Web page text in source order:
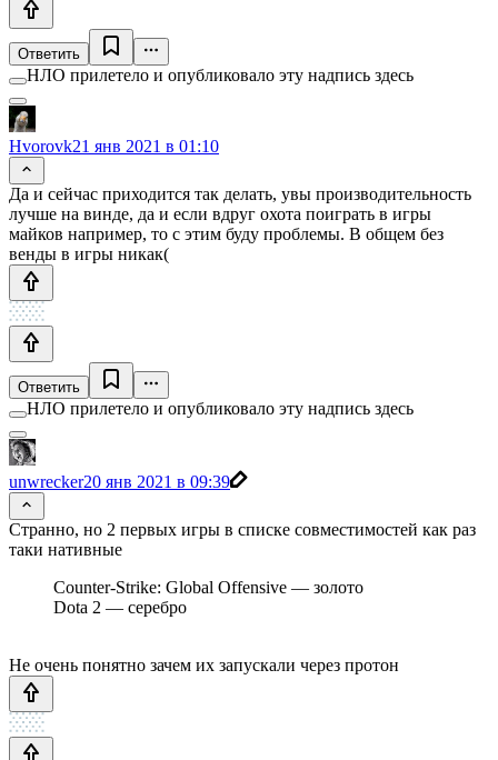
Ответить
НЛО прилетело и опубликовало эту надпись здесь
Hvorovk21 янв 2021 в 01:10
Да и сейчас приходится так делать, увы производительность
лучше на винде, да и если вдруг охота поиграть в игры
майков например, то с этим буду проблемы. В общем без
венды в игры никак(
Ответить
НЛО прилетело и опубликовало эту надпись здесь
unwrecker20 янв 2021 в 09:39
Странно, но 2 первых игры в списке совместимостей как раз
таки нативные
Counter-Strike: Global Offensive — золото
Dota 2 — серебро
Не очень понятно зачем их запускали через протон